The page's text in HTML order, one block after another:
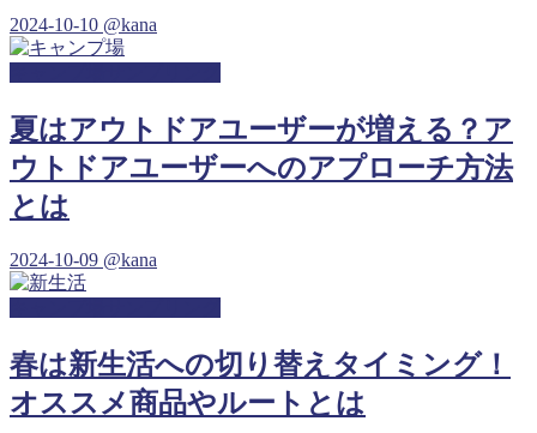
2024-10-10 @kana
夏はアウトドアユーザーが増える？ア
ウトドアユーザーへのアプローチ方法
とは
2024-10-09 @kana
春は新生活への切り替えタイミング！
オススメ商品やルートとは